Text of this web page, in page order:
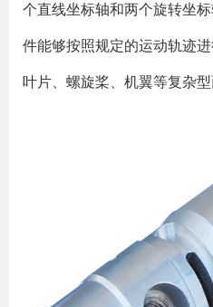
个直线坐标轴和两个旋转坐
件能够按照规定的运动轨迹
叶片、螺旋桨、机翼等复杂型